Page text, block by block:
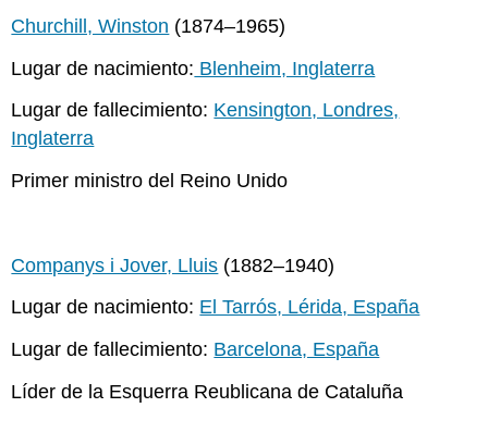
Churchill, Winston (1874–1965)
Lugar de nacimiento: Blenheim, Inglaterra
Lugar de fallecimiento: Kensington, Londres,
Inglaterra
Primer ministro del Reino Unido
Companys i Jover, Lluis (1882–1940)
Lugar de nacimiento: El Tarrós, Lérida, España
Lugar de fallecimiento: Barcelona, España
Líder de la Esquerra Reublicana de Cataluña